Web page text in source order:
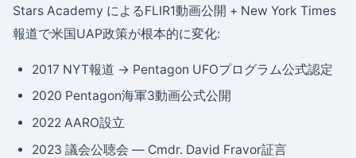
Stars Academy によるFLIR1動画公開 + New York Times
報道で米国UAP政策が根本的に変化:
2017 NYT報道 → Pentagon UFOプログラム公式認定
2020 Pentagon海軍3動画公式公開
2022 AARO設立
2023 議会公聴会 — Cmdr. David Fravor証言